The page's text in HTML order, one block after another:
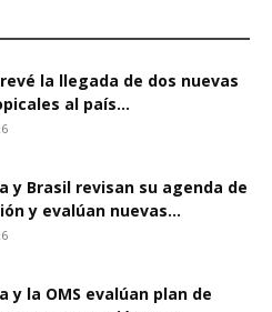
la llegada de dos nuevas
al país...
y Brasil revisan su agenda de
y evalúan nuevas...
y la OMS evalúan plan de